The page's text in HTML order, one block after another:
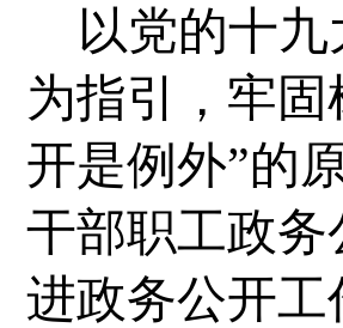
以党的十
为指引，牢固
开是例外”的
干部职工政务
进政务公开